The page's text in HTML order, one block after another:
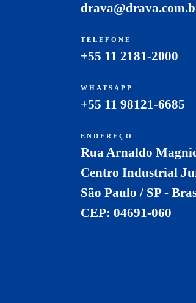
TELEFONE
+55 11 2181-2000
WHATSAPP
+55 11 98121-6685
ENDEREÇO
Rua Arnaldo
Centro Industrial
São Paulo / SP -
CEP: 04691-060